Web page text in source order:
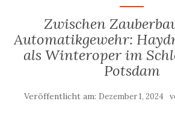
Zwischen
Automatikgewehr:
als Winteroper im
Potsdam
Veröffentlicht am: Dezember 1, 2024